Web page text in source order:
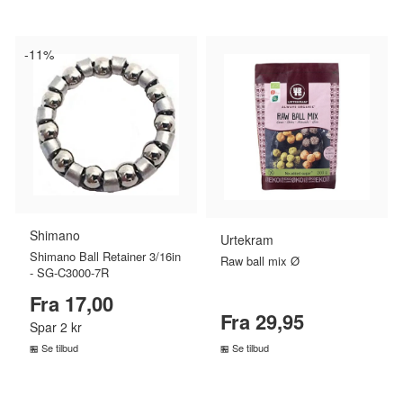
-11%
Shimano
Shimano Ball Retainer 3/16in
- SG-C3000-7R
Fra 17,00
Spar 2 kr
Se tilbud
Urtekram
Raw ball mix Ø
Fra 29,95
Se tilbud